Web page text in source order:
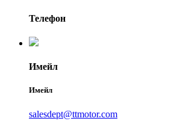
Телефон
Имейл
Имейл
salesdept@ttmotor.com